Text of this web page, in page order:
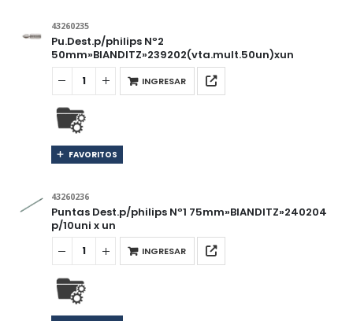
43260235
Pu.Dest.p/philips Nº2
50mm»BIANDITZ»239202(vta.mult.50un)xun
INGRESAR
FAVORITOS
43260236
Puntas Dest.p/philips Nº1 75mm»BIANDITZ»240204
p/10uni x un
INGRESAR